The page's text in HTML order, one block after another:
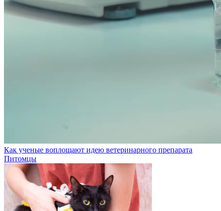
Как ученые воплощают идею ветеринарного препарата
Питомцы